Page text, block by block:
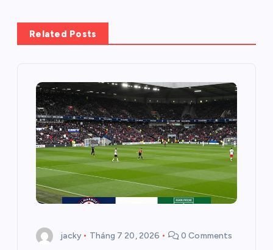
u
Related Posts
jacky Tháng 7 20, 2026 0 Comments